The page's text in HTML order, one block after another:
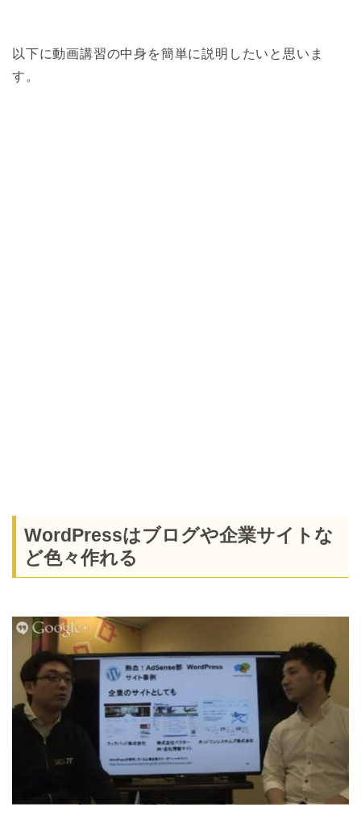
以下に動画講習の中身を簡単に説明したいと思いま
す。
WordPressはブログや企業サイトな
ど色々作れる